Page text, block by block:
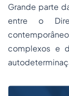
Grande parte
entre o
complexos e